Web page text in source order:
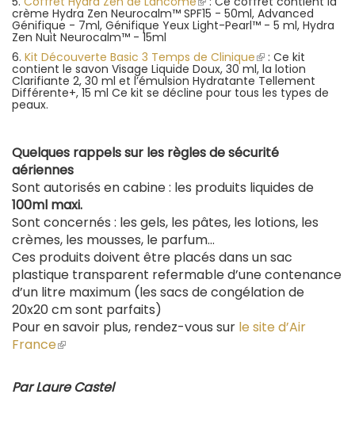
lien
est
externe)
crème Hydra Zen Neurocalm™ SPF15 - 50ml, Advanced
Génifique - 7ml, Génifique Yeux Light-Pearl™ - 5 ml, Hydra
Zen Nuit Neurocalm™ - 15ml
6. Kit Découverte Basic 3 Temps de Clinique(le
lien
est
externe)
: Ce kit
contient le savon Visage Liquide Doux, 30 ml, la lotion
Clarifiante 2, 30 ml et l’émulsion Hydratante Tellement
Différente+, 15 ml Ce kit se décline pour tous les types de
peaux.
Quelques rappels sur les règles de sécurité
aériennes
Sont autorisés en cabine : les produits liquides de
100ml maxi.
Sont concernés : les gels, les pâtes, les lotions, les
crèmes, les mousses, le parfum…
Ces produits doivent être placés dans un sac
plastique transparent refermable d’une contenance
d’un litre maximum (les sacs de congélation de
20x20 cm sont parfaits)
Pour en savoir plus, rendez-vous sur le site d’Air
France(le
externe)
Par Laure Castel